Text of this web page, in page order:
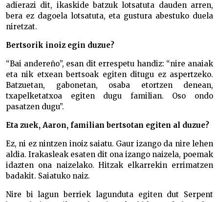
adierazi dit, ikaskide batzuk lotsatuta dauden arren,
bera ez dagoela lotsatuta, eta gustura abestuko duela
niretzat.
Bertsorik inoiz egin duzue?
“Bai andereño”, esan dit errespetu handiz: “nire anaiak
eta nik etxean bertsoak egiten ditugu ez aspertzeko.
Batzuetan, gabonetan, osaba etortzen denean,
txapelketatxoa egiten dugu familian. Oso ondo
pasatzen dugu”.
Eta zuek, Aaron, familian bertsotan egiten al duzue?
Ez, ni ez nintzen inoiz saiatu. Gaur izango da nire lehen
aldia. Irakasleak esaten dit ona izango naizela, poemak
idazten ona naizelako. Hitzak elkarrekin errimatzen
badakit. Saiatuko naiz.
Nire bi lagun berriek lagunduta egiten dut Serpent